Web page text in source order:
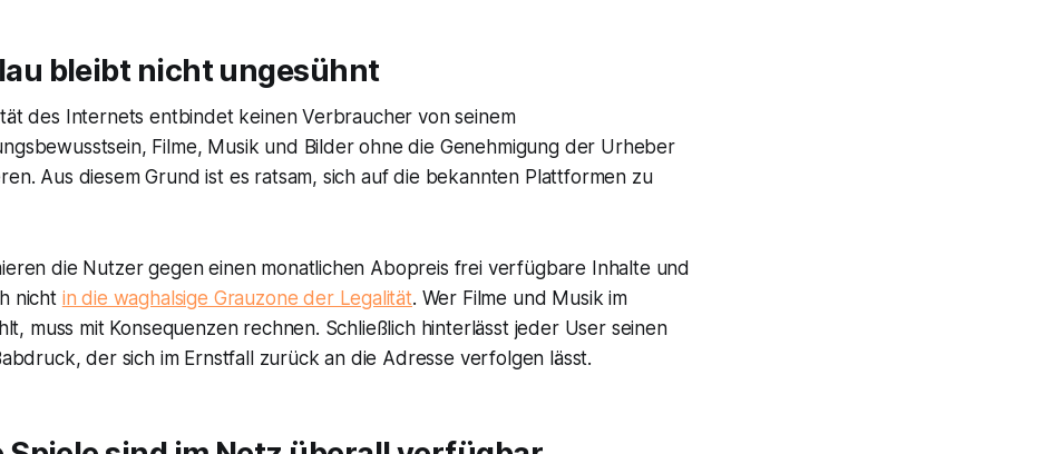
bleibt nicht ungesühnt
des Internets entbindet keinen Verbraucher von seinem
Filme, Musik und Bilder ohne die Genehmigung der Urheber
Aus diesem Grund ist es ratsam, sich auf die bekannten Plattformen zu
die Nutzer gegen einen monatlichen Abopreis frei verfügbare Inhalte und
nicht in die waghalsige Grauzone der Legalität. Wer Filme und Musik im
muss mit Konsequenzen rechnen. Schließlich hinterlässt jeder User seinen
der sich im Ernstfall zurück an die Adresse verfolgen lässt.